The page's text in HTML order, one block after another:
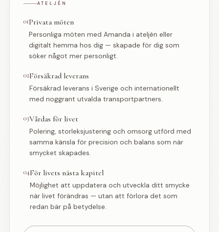
ATELJÉN
01Privata möten
Personliga möten med Amanda i ateljén eller
digitalt hemma hos dig — skapade för dig som
söker något mer personligt.
02Försäkrad leverans
Försäkrad leverans i Sverige och internationellt
med noggrant utvalda transportpartners.
03Vårdas för livet
Polering, storleksjustering och omsorg utförd med
samma känsla för precision och balans som när
smycket skapades.
04För livets nästa kapitel
Möjlighet att uppdatera och utveckla ditt smycke
när livet förändras — utan att förlora det som
redan bär på betydelse.